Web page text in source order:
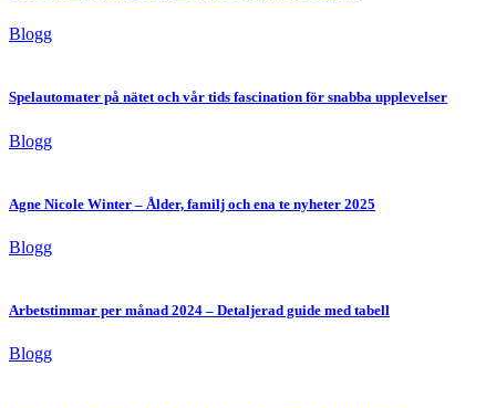
Blogg
Spelautomater på nätet och vår tids fascination för snabba upplevelser
Blogg
Agne Nicole Winter – Ålder, familj och ena te nyheter 2025
Blogg
Arbetstimmar per månad 2024 – Detaljerad guide med tabell
Blogg